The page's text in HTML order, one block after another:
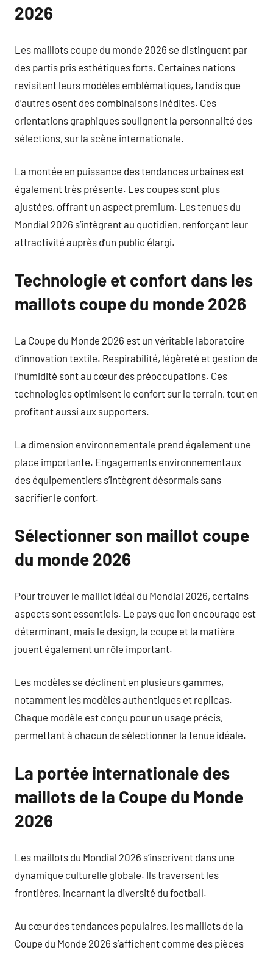
2026
Les maillots coupe du monde 2026 se distinguent par
des partis pris esthétiques forts. Certaines nations
revisitent leurs modèles emblématiques, tandis que
d’autres osent des combinaisons inédites. Ces
orientations graphiques soulignent la personnalité des
sélections, sur la scène internationale.
La montée en puissance des tendances urbaines est
également très présente. Les coupes sont plus
ajustées, offrant un aspect premium. Les tenues du
Mondial 2026 s’intègrent au quotidien, renforçant leur
attractivité auprès d’un public élargi.
Technologie et confort dans les
maillots coupe du monde 2026
La Coupe du Monde 2026 est un véritable laboratoire
d’innovation textile. Respirabilité, légèreté et gestion de
l’humidité sont au cœur des préoccupations. Ces
technologies optimisent le confort sur le terrain, tout en
profitant aussi aux supporters.
La dimension environnementale prend également une
place importante. Engagements environnementaux
des équipementiers s’intègrent désormais sans
sacrifier le confort.
Sélectionner son maillot coupe
du monde 2026
Pour trouver le maillot idéal du Mondial 2026, certains
aspects sont essentiels. Le pays que l’on encourage est
déterminant, mais le design, la coupe et la matière
jouent également un rôle important.
Les modèles se déclinent en plusieurs gammes,
notamment les modèles authentiques et replicas.
Chaque modèle est conçu pour un usage précis,
permettant à chacun de sélectionner la tenue idéale.
La portée internationale des
maillots de la Coupe du Monde
2026
Les maillots du Mondial 2026 s’inscrivent dans une
dynamique culturelle globale. Ils traversent les
frontières, incarnant la diversité du football.
Au cœur des tendances populaires, les maillots de la
Coupe du Monde 2026 s’affichent comme des pièces